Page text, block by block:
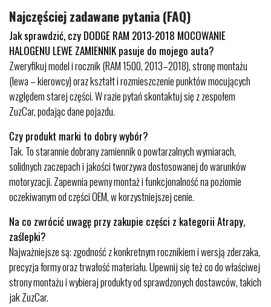
Najczęściej zadawane pytania (FAQ)
Jak sprawdzić, czy DODGE RAM 2013-2018 MOCOWANIE
HALOGENU LEWE ZAMIENNIK pasuje do mojego auta?
Zweryfikuj model i rocznik (RAM 1500, 2013–2018), stronę montażu
(lewa – kierowcy) oraz kształt i rozmieszczenie punktów mocujących
względem starej części. W razie pytań skontaktuj się z zespołem
ZuzCar, podając dane pojazdu.
Czy produkt marki to dobry wybór?
Tak. To starannie dobrany zamiennik o powtarzalnych wymiarach,
solidnych zaczepach i jakości tworzywa dostosowanej do warunków
motoryzacji. Zapewnia pewny montaż i funkcjonalność na poziomie
oczekiwanym od części OEM, w korzystniejszej cenie.
Na co zwrócić uwagę przy zakupie części z kategorii Atrapy,
zaślepki?
Najważniejsze są: zgodność z konkretnym rocznikiem i wersją zderzaka,
precyzja formy oraz trwałość materiału. Upewnij się też co do właściwej
strony montażu i wybieraj produkty od sprawdzonych dostawców, takich
jak ZuzCar.